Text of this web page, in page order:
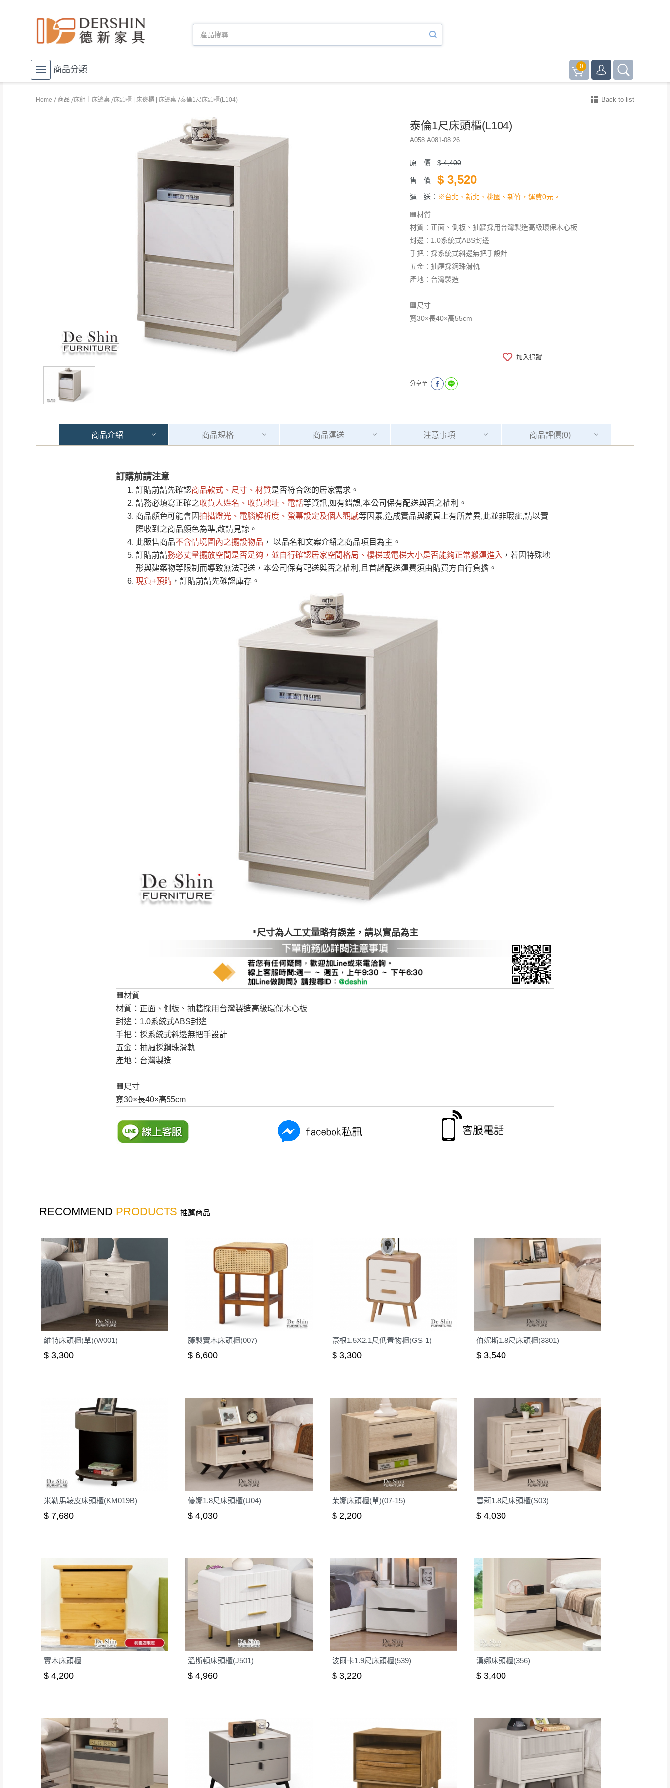
商品分類 0
Home 商品 床組｜床邊桌 床頭櫃 | 床邊櫃 | 床邊桌 泰倫1尺床頭櫃(L104) Back to list
泰倫1尺床頭櫃(L104)
A058.A081-08.26
原 價 $4,400
售 價 $ 3,520
運 送： ※台北、新北、桃園、新竹，運費0元。
🟧材質
材質：正面、側板、抽牆採用台灣製造高級環保木心板
封邊：1.0系統式ABS封邊
手把：採系統式斜邊無把手設計
五金：抽屜採鋼珠滑軌
產地：台灣製造
🟧尺寸
​​​​​​​寬30×長40×高55cm
加入追蹤
分享至
商品介紹 商品規格 商品運送 注意事項 商品評價(0)
訂購前請注意
訂購前請先確認商品款式、尺寸、材質是否符合您的居家需求。
請務必填寫正確之收貨人姓名、收貨地址、電話等資訊,如有錯誤,本公司保有配送與否之權利。
商品顏色可能會因拍攝燈光、電腦解析度、螢幕設定及個人觀感等因素,造成實品與網頁上有所差異,此並非瑕疵,請以實
際收到之商品顏色為準,敬請見諒。
此販售商品不含情境圖內之擺設物品 ， 以品名和文案介紹之商品項目為主。
訂購前請務必丈量擺放空間是否足夠 ，並自行確認居家空間格局、 樓梯或電梯大小是否能夠正常搬運進入 ，若因特殊地
形與建築物等限制而導致無法配送，本公司保有配送與否之權利,且首趟配送運費須由購買方自行負擔。
現貨+預購 ，訂購前請先確認庫存。
*尺寸為人工丈量略有誤差，請以實品為主
🟧材質
材質：正面、側板、抽牆採用台灣製造高級環保木心板
封邊：1.0系統式ABS封邊
手把：採系統式斜邊無把手設計
五金：抽屜採鋼珠滑軌
產地：台灣製造
🟧尺寸
寬30×長40×高55cm
運 費 說 明
運送地區
桃園
免 運 費
＊A108產品另收運費
復興鄉
$ 9,000以下：NT$500元
＊A108產品另收運費
到貨時間：指定送貨日當天以電話聯絡確認
｜周（一）配送部門固定公休無送貨｜
台北市、新北市地區固定每周(三)、(日)兩天收送貨
彰化、南投、雲林、嘉義、台南、高雄、屏東、宜蘭、 花蓮、台東、金門、馬祖、澎湖地區
@dershin）
其它注意事項
本司貨車運送如因路況不佳、天候惡劣、過於偏遠之山區內等，或收貨地點搬運過於困難等因素，導致無法順利配送，
保護物流人員的工作安全，賣家無提供吊掛服務，若需以吊車或其他的吊掛方式吊運，費用將由買方自行支付。
因大型傢俱有組裝、配送的問題，並非一般快速到貨商品，無法指定特定時間送達，司機當天到貨前皆會再與您通知，
如遇自然災害、政府宣布之災害警報等不可抗力情事，而危及運送人員輸送之安全，本司得視狀況延後或停止運送服
務。
注意事項：
由於品項繁多，網頁無法及時更新，如有需要購買商品，請於出發前來電或到「官方Line客服」來信確
認商品是否有「現貨」與 「金額」。
若商品價格或庫存有異常，商家有權取消訂單。
接單後二日內(不含例假日)，我們客服會與您電話聯絡或E-Mail通知確認訂單。
（線上客服 LINE → @dershin）
下單前先詢問是否現貨，若未詢問下單後無現貨我們客服會再來電或E-Mail與您聯絡
（洽詢方式請搜尋 Line ID →
運送範圍：限定北至基隆，南至苗栗，偏遠地區恕無法提供運送 (詳見運送規章)。
苗栗至基隆；其它地區暫不開放，如因特殊地型限制(山區、鄉、鎮、村)、樓梯太小、無法搬運上樓等因
因大型傢俱有組裝、配送的問題，並非一般快速到貨商品，無法指定特定時間送達，司機當天到貨前皆
會再與您通知，讓你不用整天在家等貨，以節省您的寶貴時間。
送達，如遇國定假日將順延寄送。
若收到不良品，請於到貨日起七日內通知本公司客服人員，我們將為您更換新品，運費皆由本站負責，
所有退回及換貨之商品必須是全新狀態且完整包裝，床墊、床包、枕頭類產品需為未拆封狀態(請保持商
品、附件、包裝、廠商紙及所有附隨文件或資料之完整性)，若未依照上述方式處理，恕無法接受退貨。
由於透過電腦螢幕選購商品，可能會因個人電腦螢幕的設定色差或解析度等因素， 與實際商品的顏色、
質感稍有不同，如因此而需退換貨，
需自付來回運費及人資成本
，請您訂購前詳加確認。(包含商品尺寸
是否合適)。
訂購前請確認商品尺寸，大型物件因為人工丈量，難免會有些許誤差值(約正負0.5CM) 詳細尺寸以實品
非因本公司問題而需退換貨，請於收到貨7日內通知客服人員(Line@ ID：
狀態與完整包裝。鑑賞期間若發生非本司因素致使之汙損破壞，恕無法辦理退換貨。
台北市、新北市地區固定每周(三)、(日)兩天收送貨，敬請見諒！
本公司部份商品無維修服務，超過7日鑑賞期，商品使用年限，因客人使用習慣、居家環境不同。若屬人
為因素導致商品損壞、零件短缺，則維修、搬運費用，需由消費者自行吸收(另事先與消費者報價，消費
到貨7日內為鑑賞期(注意:鑑賞期非試用期)，若非商品品質瑕疵問題於鑑賞期內退貨之情形，我們需酌收
退貨運費。
如欲放置營業場所及公開場合之商品則無享有商品一年保固之服務。
▪️訂單成立時請儘速於三日內完成付款，
▪️ 無回收家具服務，若需回收家具可聯絡當地請清潔隊回收,免付費清運專線：0800-085-717。
全部 依評論高至低排列 依評論低至高排列 只顯示附上圖片
RECOMMEND PRODUCTS 推薦商品
維特床頭櫃(單)(W001)
$ 3,300
藤製實木床頭櫃(007)
$ 6,600
豪根1.5X2.1尺低置物櫃(GS-1)
$ 3,300
伯妮斯1.8尺床頭櫃(3301)
$ 3,540
米勒馬鞍皮床頭櫃(KM019B)
$ 7,680
優娜1.8尺床頭櫃(U04)
$ 4,030
茉娜床頭櫃(單)(07-15)
$ 2,200
雪莉1.8尺床頭櫃(S03)
$ 4,030
實木床頭櫃
$ 4,200
溫斯頓床頭櫃(J501)
$ 4,960
波爾卡1.9尺床頭櫃(539)
$ 3,220
漢娜床頭櫃(356)
$ 3,400